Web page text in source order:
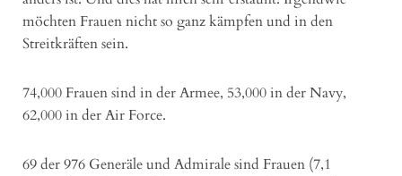
möchten Frauen nicht so ganz kämpfen und in den
Streitkräften sein.
74,000 Frauen sind in der Armee, 53,000 in der Navy,
62,000 in der Air Force.
69 der 976 Generäle und Admirale sind Frauen (7,1